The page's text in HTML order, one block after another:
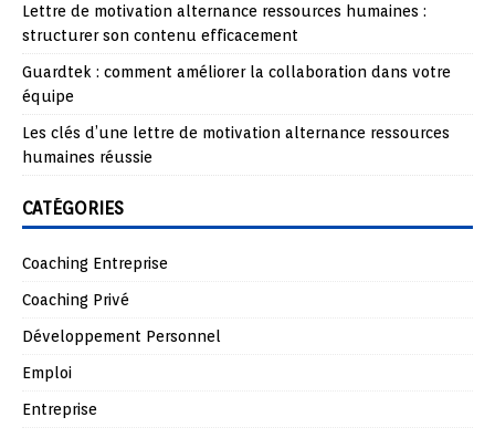
Lettre de motivation alternance ressources humaines :
structurer son contenu efficacement
Guardtek : comment améliorer la collaboration dans votre
équipe
Les clés d’une lettre de motivation alternance ressources
humaines réussie
CATÉGORIES
Coaching Entreprise
Coaching Privé
Développement Personnel
Emploi
Entreprise